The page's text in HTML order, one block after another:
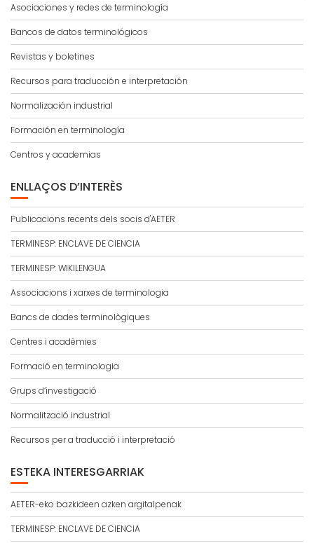
Asociaciones y redes de terminología
Bancos de datos terminológicos
Revistas y boletines
Recursos para traducción e interpretación
Normalización industrial
Formación en terminología
Centros y academias
ENLLAÇOS D’INTERÈS
Publicacions recents dels socis d'AETER
TERMINESP: ENCLAVE DE CIENCIA
TERMINESP: WIKILENGUA
Associacions i xarxes de terminologia
Bancs de dades terminològiques
Centres i acadèmies
Formació en terminologia
Grups d’investigació
Normalització industrial
Recursos per a traducció i interpretació
ESTEKA INTERESGARRIAK
AETER-eko bazkideen azken argitalpenak
TERMINESP: ENCLAVE DE CIENCIA